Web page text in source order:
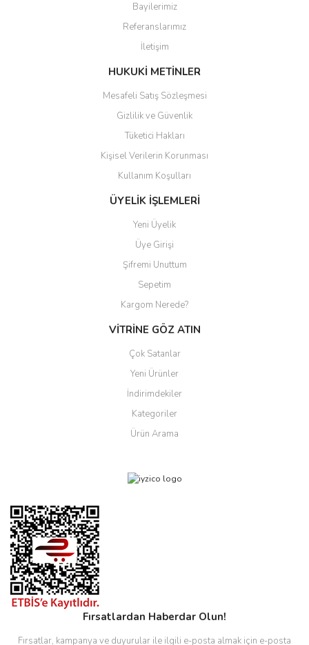
Ürün açıklamasında eksik bilgiler bulunuyor.
Ürün bilgilerinde hatalar bulunuyor.
Ürün fiyatı diğer sitelerden daha pahalı.
Bu ürüne benzer farklı alternatifler olmalı.
Gönder
Bayilerimiz
Referanslarımız
İletişim
HUKUKİ METİNLER
Mesafeli Satış Sözleşmesi
Gizlilik ve Güvenlik
Tüketici Hakları
Kişisel Verilerin Korunması
Kullanım Koşulları
ÜYELİK İŞLEMLERİ
Yeni Üyelik
Üye Girişi
Şifremi Unuttum
Sepetim
Kargom Nerede?
VİTRİNE GÖZ ATIN
Çok Satanlar
Yeni Ürünler
İndirimdekiler
Kategoriler
Ürün Arama
Fırsatlardan Haberdar Olun!
Fırsatlar, kampanya ve duyurular ile ilgili e-posta almak için e-posta